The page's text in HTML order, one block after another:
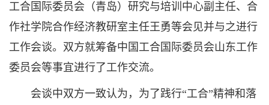
工合国际委员会（青岛）研究与培训中心副主任、合
作社学院合作经济教研室主任王勇等会见并与之进行
工作会谈。双方就筹备中国工合国际委员会山东工作
委员会等事宜进行了工作交流。
会谈中双方一致认为，为了践行“工合”精神和落